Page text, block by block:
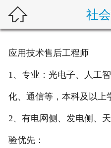
 社
应用技术售后工程师
1、专业：光电子、人工
化、通信等，本科及以上
2、有电网侧、发电侧、
验优先：